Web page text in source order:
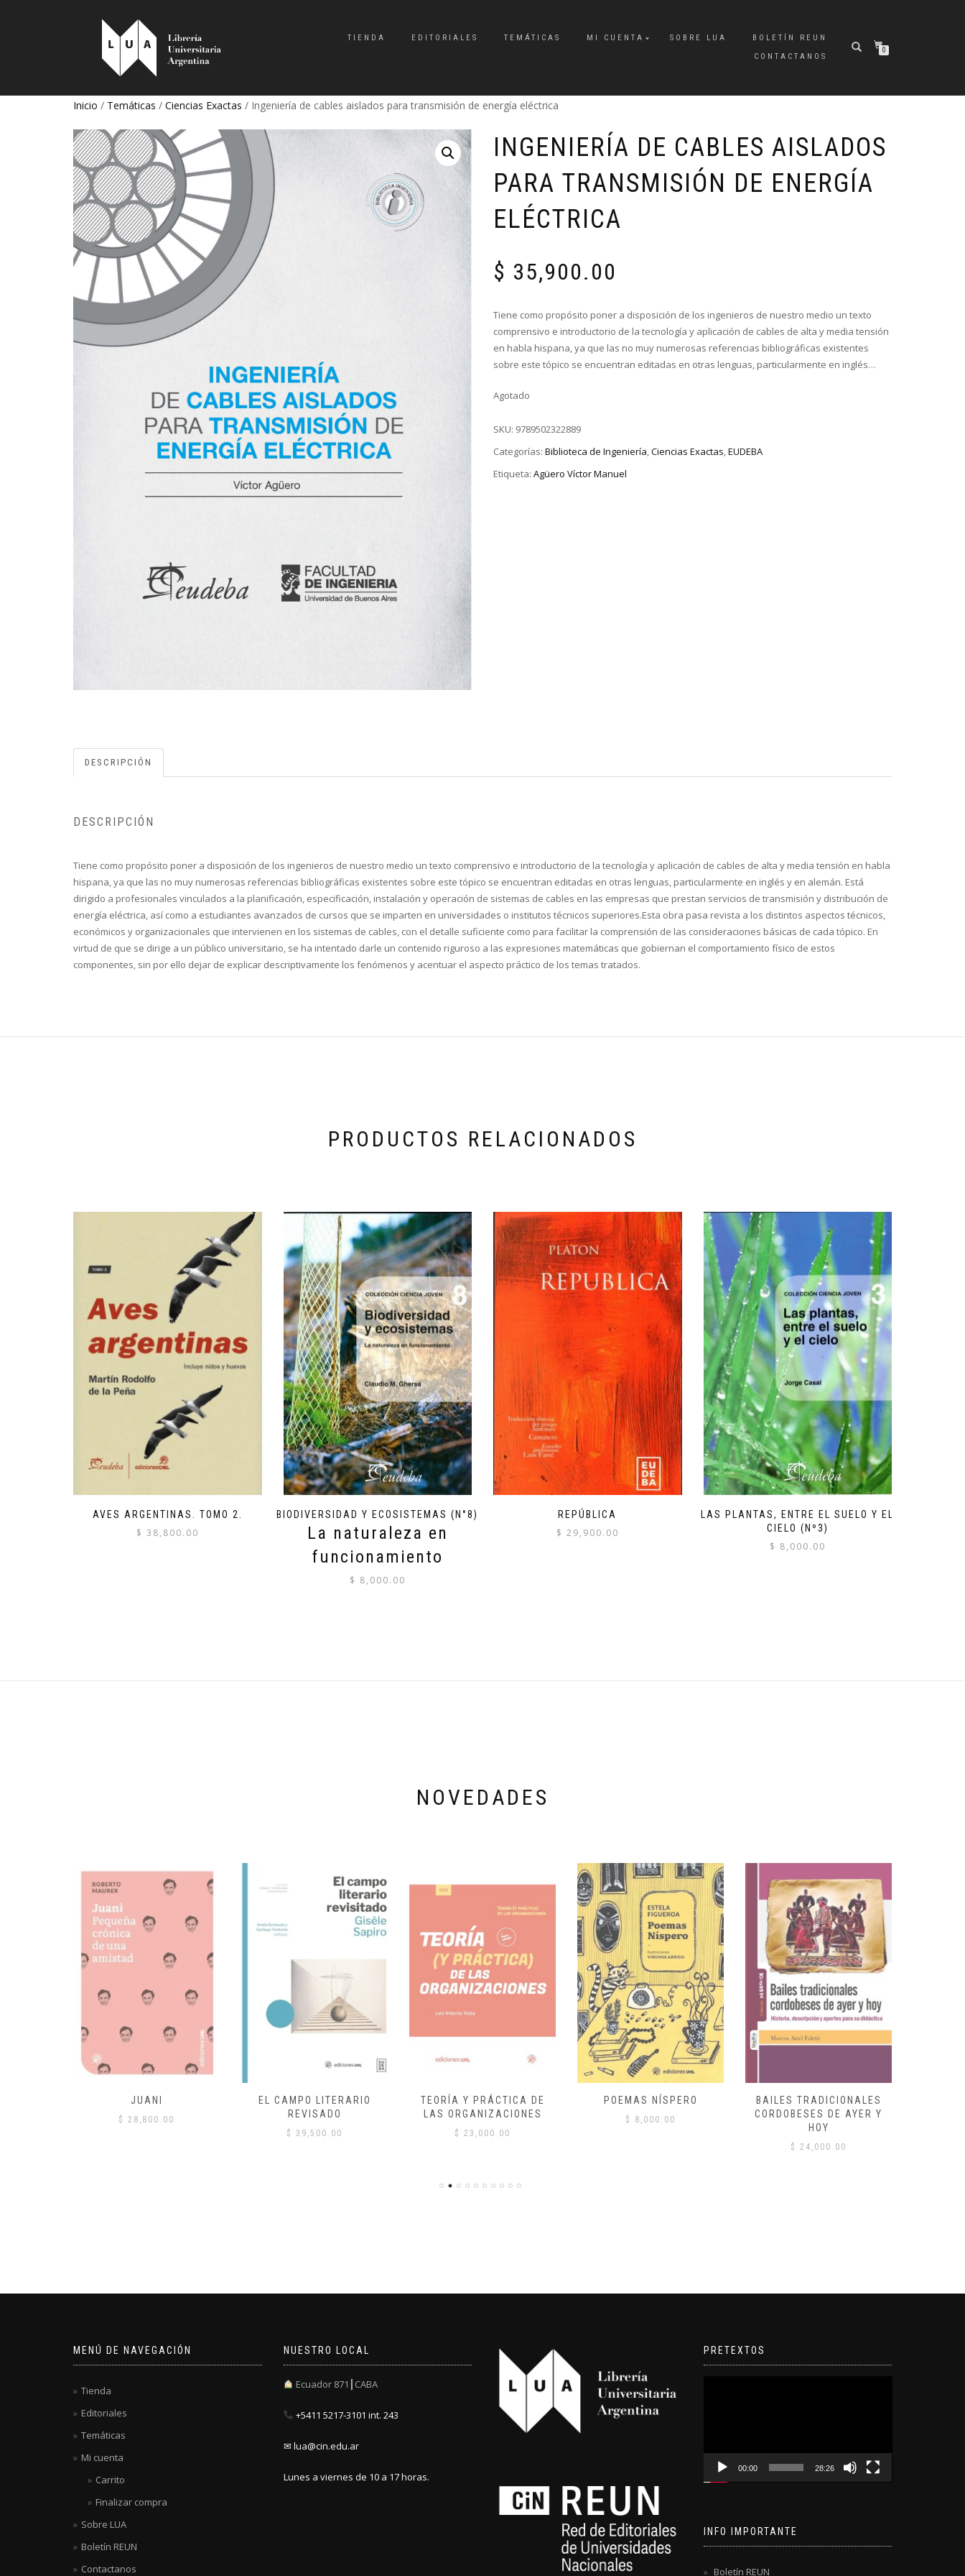
TIENDA EDITORIALES TEMÁTICAS MI CUENTA SOBRE LUA
BOLETÍN REUN
CONTACTANOS
0
Inicio / Temáticas / Ciencias Exactas / Ingeniería de cables aislados para transmisión de energía eléctrica
INGENIERÍA DE CABLES AISLADOS
PARA TRANSMISIÓN DE ENERGÍA
ELÉCTRICA
$ 35,900.00
Tiene como propósito poner a disposición de los ingenieros de nuestro medio un texto
comprensivo e introductorio de la tecnología y aplicación de cables de alta y media tensión
en habla hispana, ya que las no muy numerosas referencias bibliográficas existentes
sobre este tópico se encuentran editadas en otras lenguas, particularmente en inglés…
Agotado
SKU: 9789502322889
Categorías: Biblioteca de Ingeniería,Ciencias Exactas,EUDEBA
Etiqueta: Agüero Víctor Manuel
DESCRIPCIÓN
DESCRIPCIÓN
Tiene como propósito poner a disposición de los ingenieros de nuestro medio un texto comprensivo e introductorio de la tecnología y aplicación de cables de alta y media tensión en habla
hispana, ya que las no muy numerosas referencias bibliográficas existentes sobre este tópico se encuentran editadas en otras lenguas, particularmente en inglés y en alemán. Está
dirigido a profesionales vinculados a la planificación, especificación, instalación y operación de sistemas de cables en las empresas que prestan servicios de transmisión y distribución de
energía eléctrica, así como a estudiantes avanzados de cursos que se imparten en universidades o institutos técnicos superiores.Esta obra pasa revista a los distintos aspectos técnicos,
económicos y organizacionales que intervienen en los sistemas de cables, con el detalle suficiente como para facilitar la comprensión de las consideraciones básicas de cada tópico. En
virtud de que se dirige a un público universitario, se ha intentado darle un contenido riguroso a las expresiones matemáticas que gobiernan el comportamiento físico de estos
componentes, sin por ello dejar de explicar descriptivamente los fenómenos y acentuar el aspecto práctico de los temas tratados.
PRODUCTOS RELACIONADOS
AVES ARGENTINAS. TOMO 2.
$ 38,800.00
BIODIVERSIDAD Y ECOSISTEMAS (N°8)
La naturaleza en
funcionamiento
$ 8,000.00
REPÚBLICA
$ 29,900.00
LAS PLANTAS, ENTRE EL SUELO Y EL
CIELO (Nº3)
$ 8,000.00
NOVEDADES
JUANI
$ 28,800.00
EL CAMPO LITERARIO
REVISADO
$ 39,500.00
TEORÍA Y PRÁCTICA DE
LAS ORGANIZACIONES
$ 23,000.00
POEMAS NÍSPERO
$ 8,000.00
BAILES TRADICIONALES
CORDOBESES DE AYER Y
HOY
$ 24,000.00
MENÚ DE NAVEGACIÓN
Tienda
Editoriales
Temáticas
Mi cuenta
Carrito
Finalizar compra
Sobre LUA
Boletín REUN
Contactanos
NUESTRO LOCAL
Ecuador 871┃CABA
+5411 5217-3101 int. 243
✉ lua@cin.edu.ar
Lunes a viernes de 10 a 17 horas.
PRETEXTOS
00:00 28:26
INFO IMPORTANTE
Boletín REUN